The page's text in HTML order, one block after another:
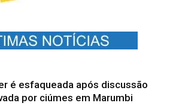
é esfaqueada após discussão
por ciúmes em Marumbi